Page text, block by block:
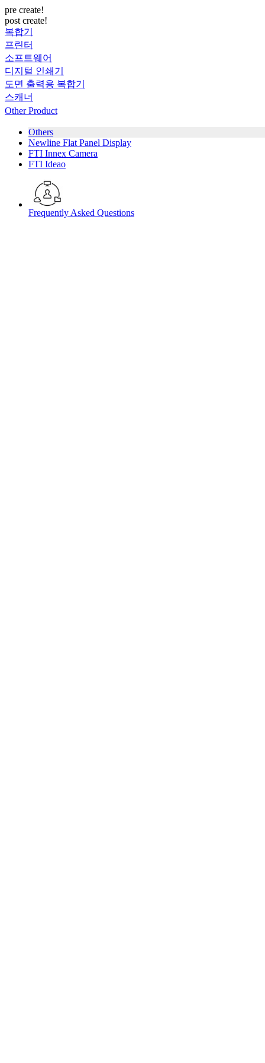
pre create!
post create!
복합기
프린터
소프트웨어
디지털 인쇄기
도면 출력용 복합기
스캐너
Other Product
Others
Newline Flat Panel Display
FTI Innex Camera
FTI Ideao
Frequently Asked Questions